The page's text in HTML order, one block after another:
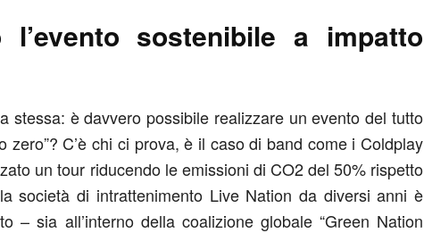
l’evento sostenibile a impatto
stessa: è davvero possibile realizzare un evento del tutto
zero”? C’è chi ci prova, è il caso di band come i Coldplay
un tour riducendo le emissioni di CO2 del 50% rispetto
società di intrattenimento Live Nation da diversi anni è
– sia all’interno della coalizione globale “Green Nation